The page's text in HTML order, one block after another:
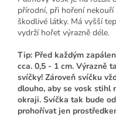
přírodní, při hoření
škodlivé látky. Má vyšší
vydrží hořet výrazně déle.
Tip: Před každým
cca. 0,5 - 1 cm. Výrazně
svíčky! Zároveň svíčku
dlouho, aby se vosk stihl
okraji. Svíčka tak bude
prohořívat jen